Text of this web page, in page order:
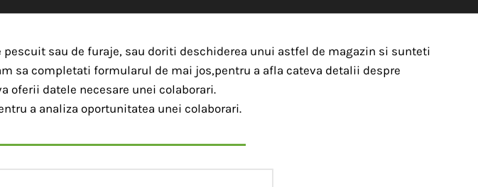
sau de furaje, sau doriti deschiderea unui astfel de magazin si sunteti
sa completati formularul de mai jos,pentru a afla cateva detalii despre
oferii datele necesare unei colaborari.
a analiza oportunitatea unei colaborari.